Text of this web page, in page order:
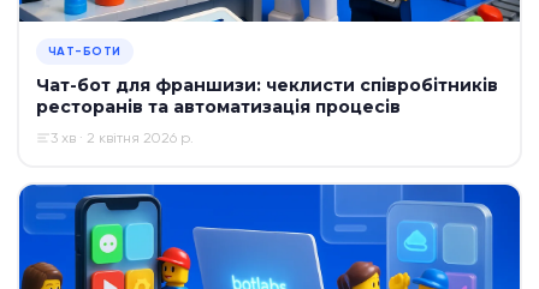
ЧАТ-БОТИ
Чат-бот для франшизи: чеклисти співробітників
ресторанів та автоматизація процесів
3 хв · 2 квітня 2026 р.